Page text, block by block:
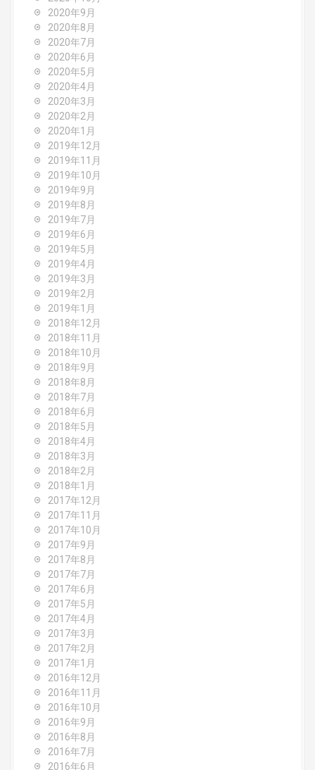
2020年9月
2020年8月
2020年7月
2020年6月
2020年5月
2020年4月
2020年3月
2020年2月
2020年1月
2019年12月
2019年11月
2019年10月
2019年9月
2019年8月
2019年7月
2019年6月
2019年5月
2019年4月
2019年3月
2019年2月
2019年1月
2018年12月
2018年11月
2018年10月
2018年9月
2018年8月
2018年7月
2018年6月
2018年5月
2018年4月
2018年3月
2018年2月
2018年1月
2017年12月
2017年11月
2017年10月
2017年9月
2017年8月
2017年7月
2017年6月
2017年5月
2017年4月
2017年3月
2017年2月
2017年1月
2016年12月
2016年11月
2016年10月
2016年9月
2016年8月
2016年7月
2016年6月